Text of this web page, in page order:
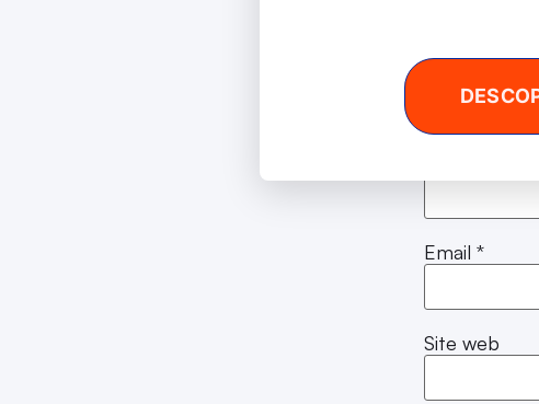
Email *
Site web